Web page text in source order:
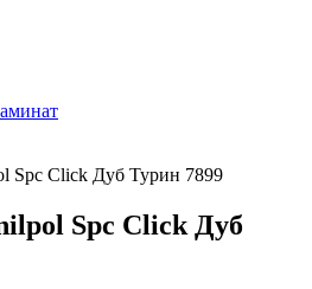
Spc Click Дуб Турин 7899
Spc Click Дуб